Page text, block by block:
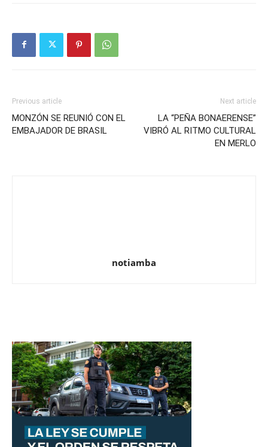
Previous article
MONZÓN SE REUNIÓ CON EL
EMBAJADOR DE BRASIL
Next article
LA “PEÑA BONAERENSE”
VIBRÓ AL RITMO CULTURAL
EN MERLO
notiamba